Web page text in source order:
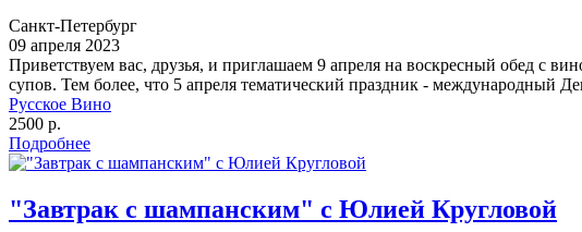
Санкт-Петербург
09 апреля 2023
Приветствуем вас, друзья, и приглашаем 9 апреля на воскресный обед с
супов. Тем более, что 5 апреля тематический праздник - международный
Русское Вино
2500 р.
Подробнее
"Завтрак с шампанским" с Юлией Кругловой